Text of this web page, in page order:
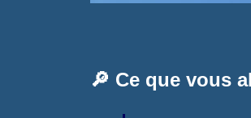
🔎 Ce que vous